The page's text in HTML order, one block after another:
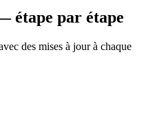
étape par étape
des mises à jour à chaque